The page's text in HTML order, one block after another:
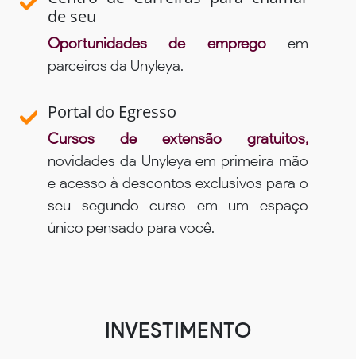
de seu
Oportunidades de empregoem
parceiros da Unyleya.
Portal do Egresso
Cursos de extensão gratuitos,
novidades da Unyleya em primeira mão
e acesso à descontos exclusivos para o
seu segundo curso em um espaço
único pensado para você.
INVESTIMENTO